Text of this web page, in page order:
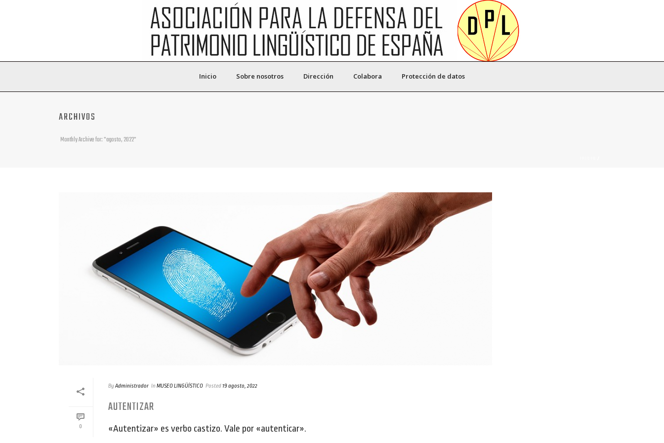
Inicio Sobre nosotros Dirección Colabora Protección de datos
ARCHIVOS
Monthly Archive for: "agosto, 2022"
0
ByAdministrador In MUSEO LINGÜÍSTICO Posted19 agosto, 2022
AUTENTIZAR
«Autentizar» es verbo castizo. Vale por «autenticar».